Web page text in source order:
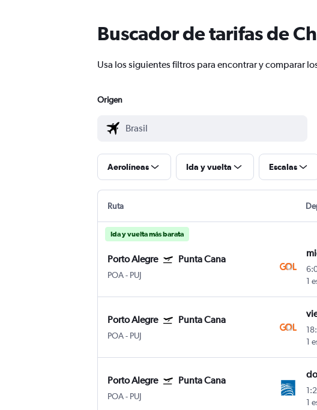
Buscador de tarifas de
Usa los siguientes filtros para encontrar y comparar
Origen
Aerolíneas Ida y vuelta Escalas
Ruta
Ida y vuelta más barata
Porto Alegre Punta Cana
POA- PUJ
1
Porto Alegre Punta Cana
POA- PUJ
1
Porto Alegre Punta Cana
POA- PUJ
1